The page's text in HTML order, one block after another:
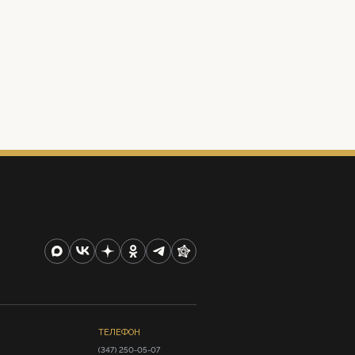
ТЕЛЕФОН
(347) 250-05-07